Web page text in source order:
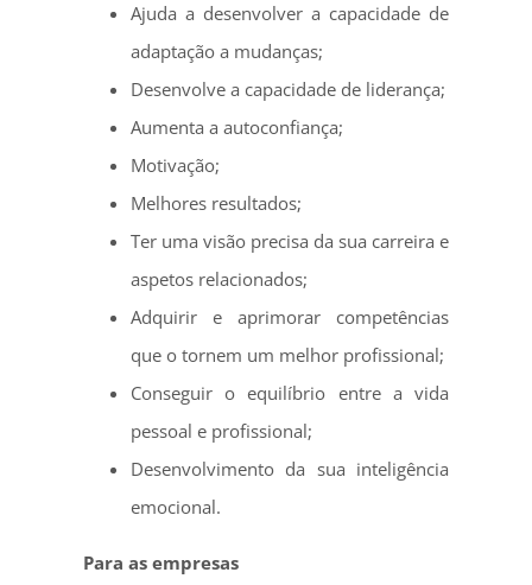
Ajuda a desenvolver a capacidade de
adaptação a mudanças;
Desenvolve a capacidade de liderança;
Aumenta a autoconfiança;
Motivação;
Melhores resultados;
Ter uma visão precisa da sua carreira e
aspetos relacionados;
Adquirir e aprimorar competências
que o tornem um melhor profissional;
Conseguir o equilíbrio entre a vida
pessoal e profissional;
Desenvolvimento da sua inteligência
emocional.
Para as empresas